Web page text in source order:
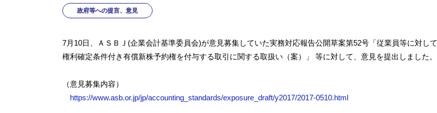
政府等への提言、意見
7月10日、ＡＳＢＪ(企業会計基準委員会)が意見募集していた実務対応報告公開草案第52号「従業員等に対して
権利確定条件付き有償新株予約権を付与する取引に関する取扱い（案）」 等に対して、意見を提出しました。
（意見募集内容）
https://www.asb.or.jp/jp/accounting_standards/exposure_draft/y2017/2017-0510.html